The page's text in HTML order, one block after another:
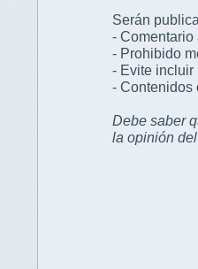
Serán
- Comentario
- Prohibido
- Evite incluir
- Contenidos
Debe saber
la opinión